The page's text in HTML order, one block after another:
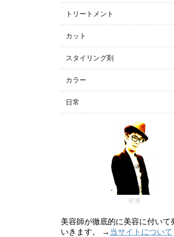
トリートメント
カット
スタイリング剤
カラー
日常
村瀬
美容師が徹底的に美容に付いて
いきます。 → 当サイトについて